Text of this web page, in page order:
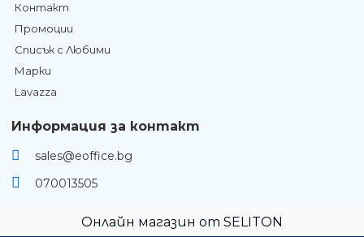
Контакт
Промоции
Списък с Любими
Марки
Lavazza
Информация за контакт
sales@eoffice.bg
070013505
Онлайн магазин от SELITON